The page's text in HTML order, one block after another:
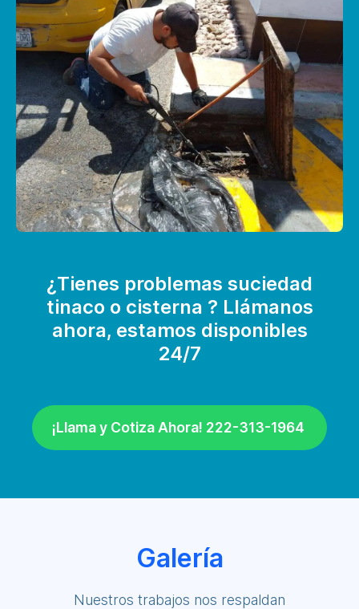
¿Tienes problemas suciedad
tinaco o cisterna ? Llámanos
ahora, estamos disponibles
24/7
¡Llama y Cotiza Ahora! 222-313-1964
Galería
Nuestros trabajos nos respaldan